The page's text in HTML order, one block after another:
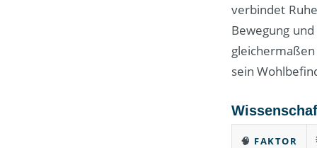
verbindet
Bewegung
sein
🧠 FAKTOR